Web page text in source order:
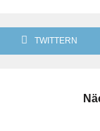
TWITTERN